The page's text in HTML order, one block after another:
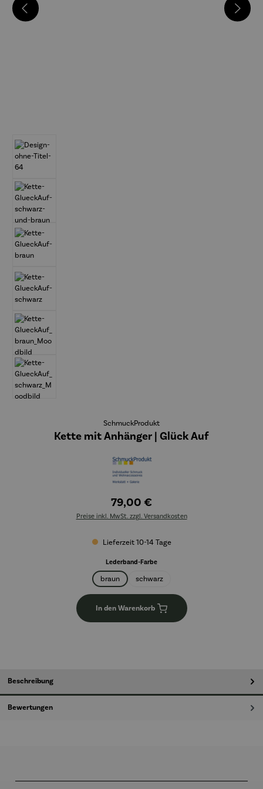
SchmuckProdukt
Kette mit Anhänger | Glück Auf
79,00 €
Preise inkl. MwSt. zzgl. Versandkosten
Lieferzeit 10-14 Tage
Lederband-Farbeauswählen
braun schwarz
In den Warenkorb
Beschreibung
Bewertungen